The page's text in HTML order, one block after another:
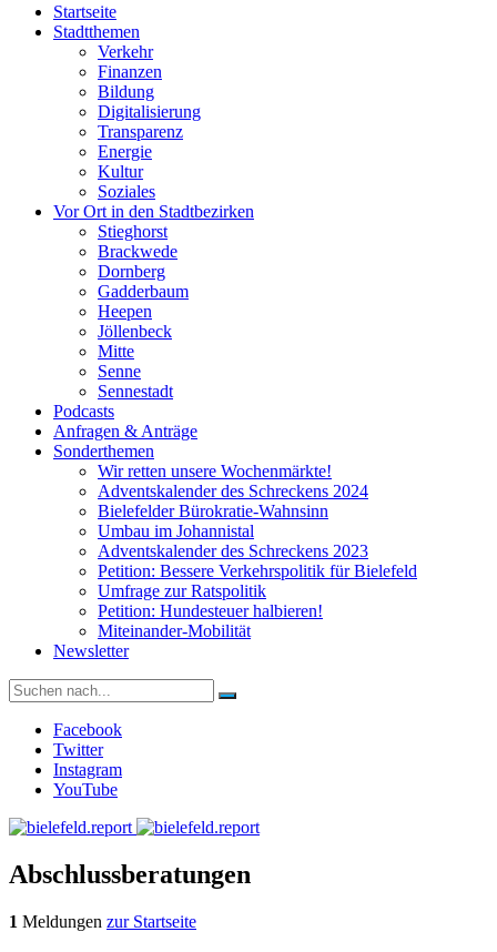
Startseite
Stadtthemen
Verkehr
Finanzen
Bildung
Digitalisierung
Transparenz
Energie
Kultur
Soziales
Vor Ort in den Stadtbezirken
Stieghorst
Brackwede
Dornberg
Gadderbaum
Heepen
Jöllenbeck
Mitte
Senne
Sennestadt
Podcasts
Anfragen & Anträge
Sonderthemen
Wir retten unsere Wochenmärkte!
Adventskalender des Schreckens 2024
Bielefelder Bürokratie-Wahnsinn
Umbau im Johannistal
Adventskalender des Schreckens 2023
Petition: Bessere Verkehrspolitik für Bielefeld​​
Umfrage zur Ratspolitik
Petition: Hundesteuer halbieren!
Miteinander-Mobilität
Newsletter
Suche
nach:
Facebook
Twitter
Instagram
YouTube
Abschlussberatungen
1 Meldungen zur Startseite